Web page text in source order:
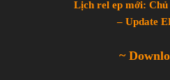
Lịch rel ep mới: Chủ
– Update
~